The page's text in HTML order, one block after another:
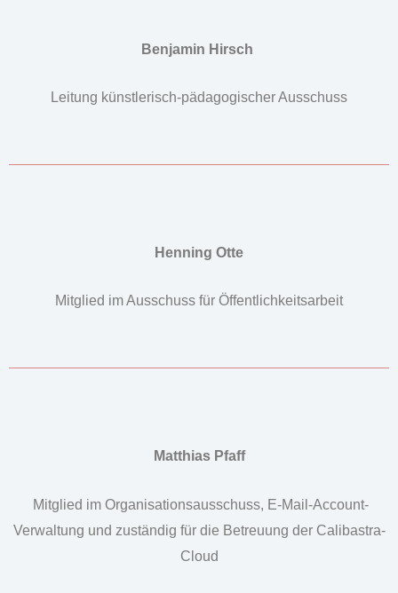
Benjamin Hirsch
Leitung künstlerisch-pädagogischer Ausschuss
Henning Otte
Mitglied im Ausschuss für Öffentlichkeitsarbeit
Matthias Pfaff
Mitglied im Organisationsausschuss, E-Mail-Account-
Verwaltung und zuständig für die Betreuung der Calibastra-
Cloud